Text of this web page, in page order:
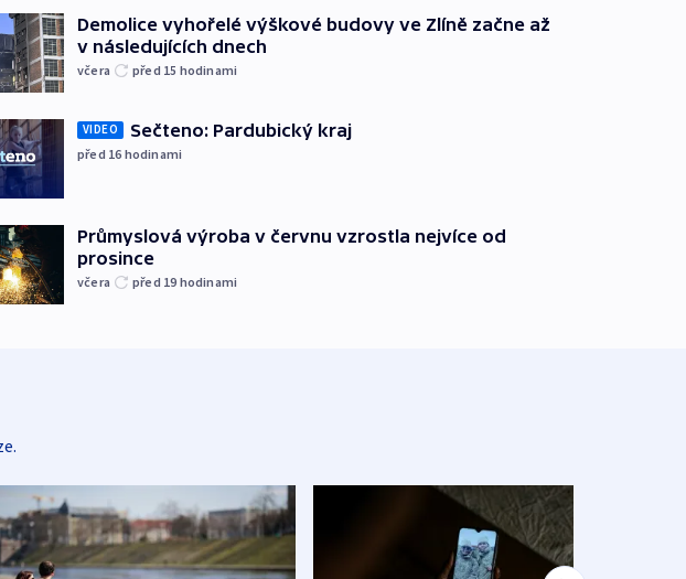
Demolice vyhořelé výškové budovy ve Zlíně začne až
v následujících dnech
včera před 15 hodinami
VIDEO Sečteno: Pardubický kraj
před 16 hodinami
Průmyslová výroba v červnu vzrostla nejvíce od
prosince
včera před 19 hodinami